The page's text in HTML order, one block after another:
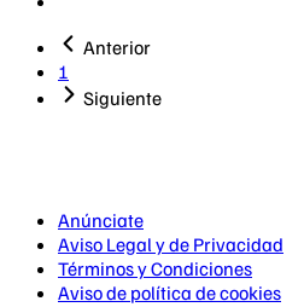
Anterior
1
Siguiente
Anúnciate
Aviso Legal y de Privacidad
Términos y Condiciones
Aviso de política de cookies